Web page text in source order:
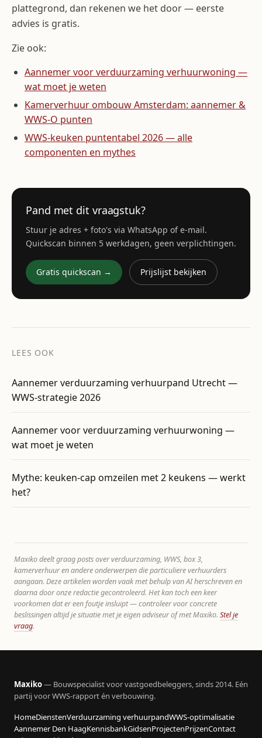
plattegrond, dan rekenen we het door — eerste
advies is gratis.
Zie ook:
Aannemer voor verduurzaming verhuurwoning —
wat moet je weten
Kamerverhuur ombouw Amsterdam: aannemer &
WWS-O punten
WWS-keuken puntentabel 2026 — alle
componenten en mythes
Pand met dit vraagstuk?
Stuur je adres + foto's via WhatsApp of e-mail.
Quickscan binnen 5 werkdagen, geen verplichtingen.
Gratis quickscan → Prijslijst bekijken
LEES OOK
Aannemer verduurzaming verhuurpand Utrecht —
WWS-strategie 2026
Aannemer voor verduurzaming verhuurwoning —
wat moet je weten
Mythe: keuken-cap omzeilen met 2 keukens — werkt
het?
Maxiko deelt graag posts over verduurzaming, WWS, box 3,
kamerverhuur en andere onderwerpen die particuliere verhuurders
aangaan. Deze artikelen worden vaak met behulp van AI herschreven en
daarna door onze redactie gecontroleerd. Het kan toch een keer
voorkomen dat er een foutje insluipt — controleer voor concrete
beslissingen altijd je situatie met je eigen adviseur of met Maxiko. Stel je
vraag.
Maxiko— Bouwspecialist voor vastgoedbeleggers, sinds 2014. Eén
partij voor WWS-rapport én verbouwing.
HomeDienstenVerduurzaming verhuurpandWWS-optimalisatie
Aannemer Den HaagKennisbankGidsenProjectenPrijzenContact